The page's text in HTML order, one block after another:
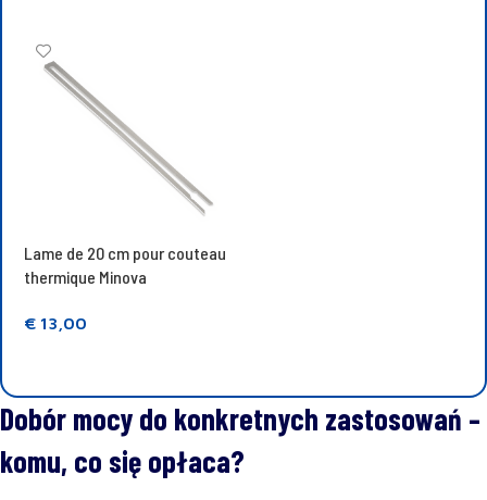
Lame de 20 cm pour couteau
thermique Minova
€ 13,00
Dobór mocy do konkretnych zastosowań –
komu, co się opłaca?